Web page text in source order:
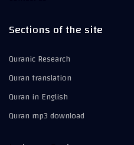
Sections of the site
Quranic Research
Quran translation
Quran in English
Quran mp3 download